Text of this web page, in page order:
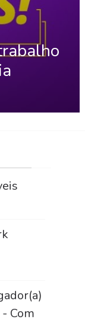
Com